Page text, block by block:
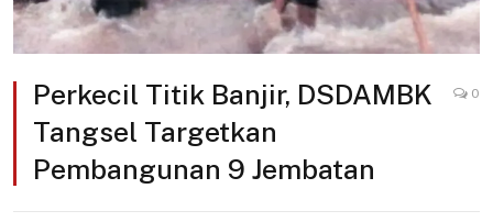
Perkecil Titik Banjir, DSDAMBK
Tangsel Targetkan
Pembangunan 9 Jembatan
0